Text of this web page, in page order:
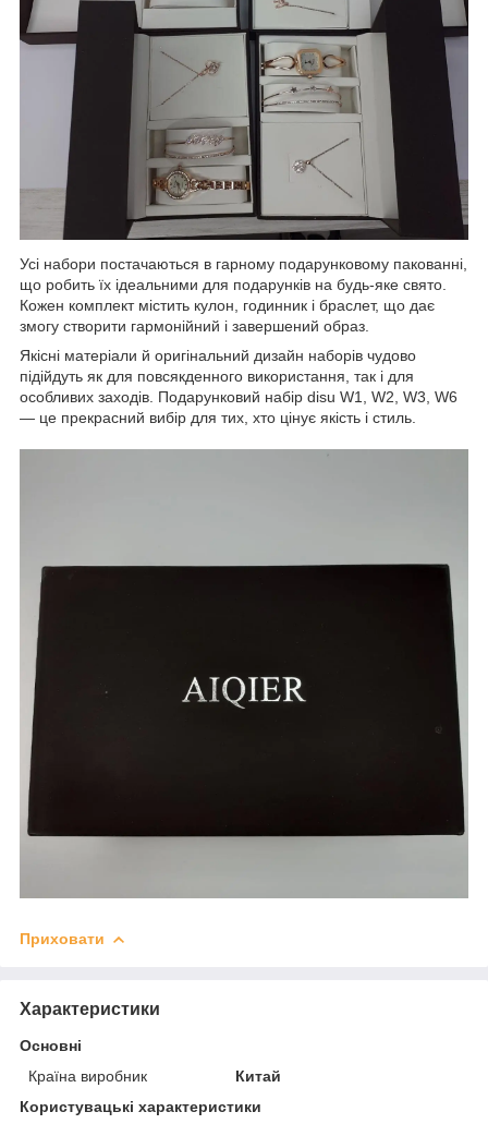
Усі набори постачаються в гарному подарунковому пакованні,
що робить їх ідеальними для подарунків на будь-яке свято.
Кожен комплект містить кулон, годинник і браслет, що дає
змогу створити гармонійний і завершений образ.
Якісні матеріали й оригінальний дизайн наборів чудово
підійдуть як для повсякденного використання, так і для
особливих заходів. Подарунковий набір disu W1, W2, W3, W6
— це прекрасний вибір для тих, хто цінує якість і стиль.
Приховати
Характеристики
Основні
Країна виробник
Китай
Користувацькі характеристики